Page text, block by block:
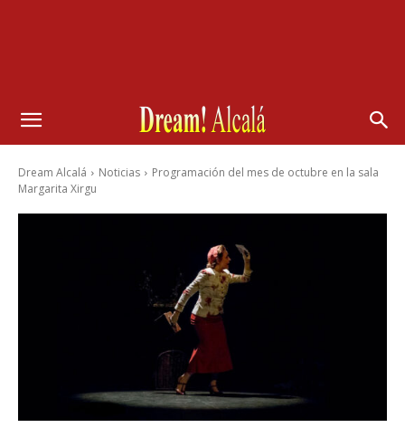
Dream Alcalá Noticias
Programación del mes de octubre en la sala
Margarita Xirgu